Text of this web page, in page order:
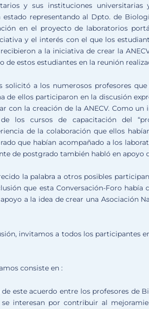
y sus instituciones universitarias
estado representando al Dpto. de
en el proyecto de laboratorios
y el interés con el que los
a la iniciativa de crear la
de estos estudiantes en la reunión
solicitó a los numerosos profesores
de ellos participaron en la discusión
con la creación de la ANECV. Como
los cursos de capacitación del
de la colaboración que ellos
que habían acompañado a los
de postgrado también habló en apoyo
la palabra a otros posibles
que esta Conversación-Foro
a la idea de crear una Asociación
invitamos a todos los participantes
consiste en :
este acuerdo entre los profesores de
se interesan por contribuir al